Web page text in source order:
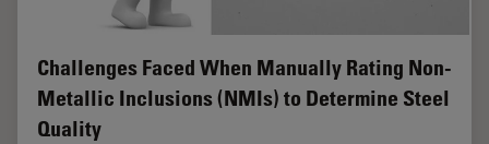
Challenges Faced When Manually Rating Non-
Metallic Inclusions (NMIs) to Determine Steel
Quality